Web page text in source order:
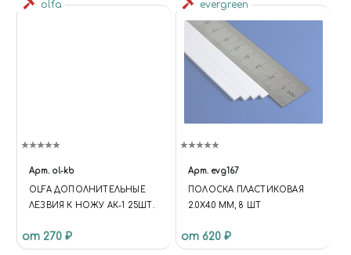
olfa
Арт. ol-kb
OLFA ДОПОЛНИТЕЛЬНЫЕ
ЛЕЗВИЯ К НОЖУ АК-1 25ШТ.
от 270 ₽
evergreen
Арт. evg167
ПОЛОСКА ПЛАСТИКОВАЯ
2.0Х4.0 ММ, 8 ШТ
от 620 ₽